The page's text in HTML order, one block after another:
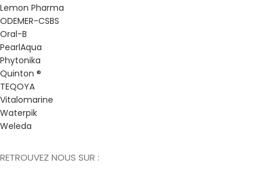
Lemon Pharma
ODEMER-CSBS
Oral-B
PearlAqua
Phytonika
Quinton ®
TEQOYA
Vitalomarine
Waterpik
Weleda
RETROUVEZ NOUS SUR :